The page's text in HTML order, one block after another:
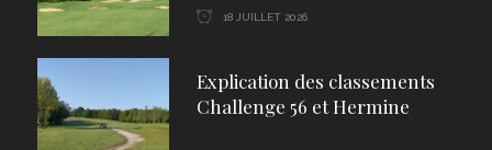
18 JUILLET 2026
Explication des classements
Challenge 56 et Hermine